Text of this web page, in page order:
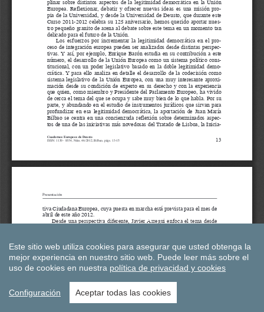
Este sitio web utiliza cookies para asegurar que usted obtenga la
mejor experiencia en nuestro sitio web. Puede leer más sobre el
uso de cookies en nuestra política de privacidad y cookies
Configuración Aceptar todas las cookies